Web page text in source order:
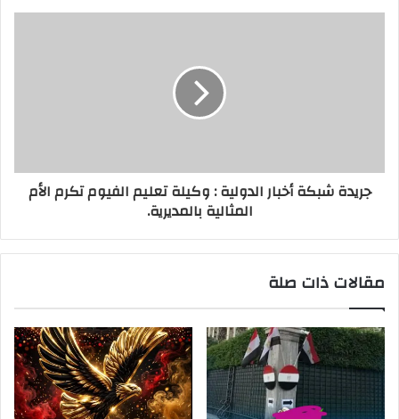
جريدة شبكة أخبار الدولية : وكيلة تعليم الفيوم تكرم الأم
المثالية بالمديرية.
مقالات ذات صلة